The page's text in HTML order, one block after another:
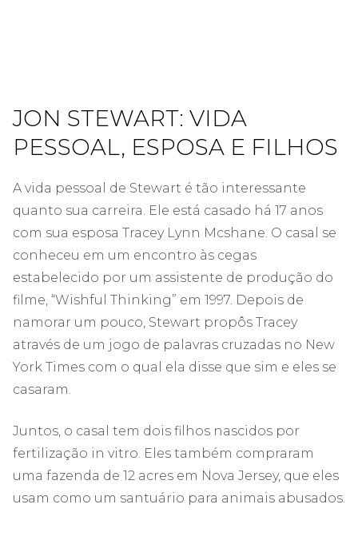
JON STEWART: VIDA
PESSOAL, ESPOSA E FILHOS
A vida pessoal de Stewart é tão interessante
quanto sua carreira. Ele está casado há 17 anos
com sua esposa Tracey Lynn Mcshane. O casal se
conheceu em um encontro às cegas
estabelecido por um assistente de produção do
filme, “Wishful Thinking” em 1997. Depois de
namorar um pouco, Stewart propôs Tracey
através de um jogo de palavras cruzadas no New
York Times com o qual ela disse que sim e eles se
casaram.
Juntos, o casal tem dois filhos nascidos por
fertilização in vitro. Eles também compraram
uma fazenda de 12 acres em Nova Jersey, que eles
usam como um santuário para animais abusados.